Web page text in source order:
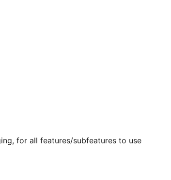
for all features/subfeatures to use